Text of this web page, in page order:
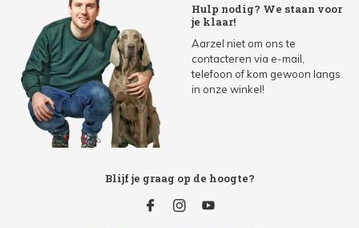
Hulp nodig? We staan voor
je klaar!
Aarzel niet om ons te
contacteren via e-mail,
telefoon of kom gewoon langs
in onze winkel!
Blijf je graag op de hoogte?